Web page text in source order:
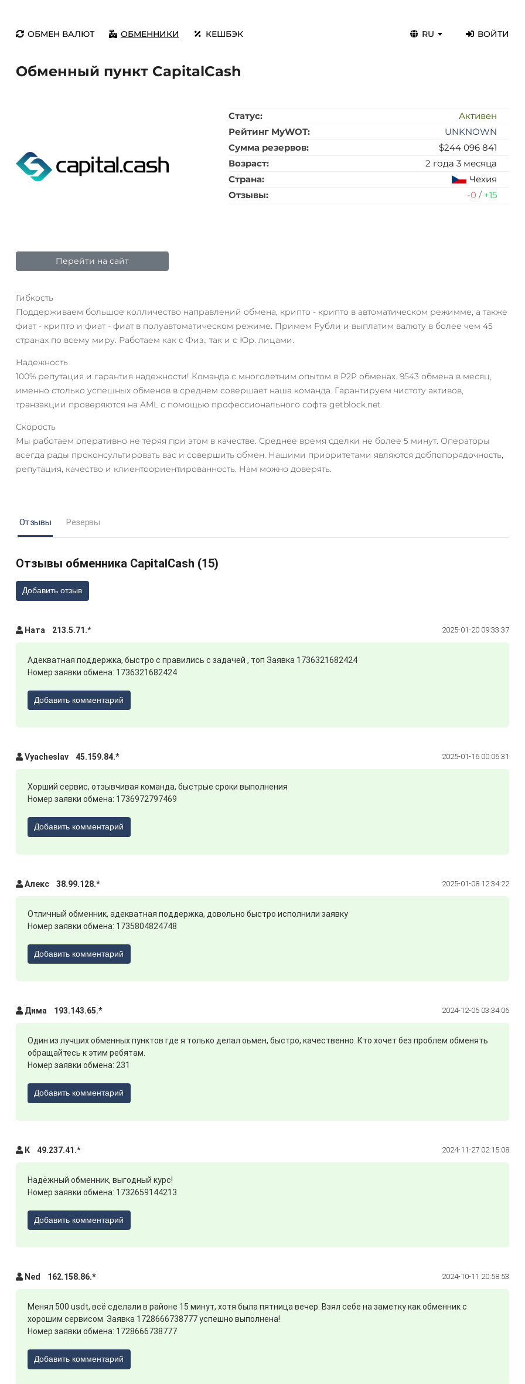
ОБМЕН ВАЛЮТ ОБМЕННИКИ КЕШБЭК RU ВОЙТИ
Обменный пункт CapitalCash
Перейти на сайт
Статус:
Активен
Рейтинг MyWOT:
UNKNOWN
Сумма резервов:
$244 096 841
Возраст:
2 года 3 месяца
Страна:
Чехия
Отзывы:
-0 / +15
Гибкость
Поддерживаем большое колличество направлений обмена, крипто - крипто в автоматическом режимме, а также
фиат - крипто и фиат - фиат в полуавтоматическом режиме. Примем Рубли и выплатим валюту в более чем 45
странах по всему миру. Работаем как с Физ., так и с Юр. лицами.
Надежность
100% репутация и гарантия надежности! Команда с многолетним опытом в P2P обменах. 9543 обмена в месяц,
именно столько успешных обменов в среднем совершает наша команда. Гарантируем чистоту активов,
транзакции проверяются на AML с помощью профессионального софта getblock.net
Скорость
Мы работаем оперативно не теряя при этом в качестве. Среднее время сделки не более 5 минут. Операторы
всегда рады проконсультировать вас и совершить обмен. Нашими приоритетами являются добпопорядочность,
репутация, качество и клиентоориентированность. Нам можно доверять.
Отзывы Резервы
Отзывы обменника CapitalCash (15)
Добавить отзыв
Ната 213.5.71.* 2025-01-20 09:33:37
Адекватная поддержка, быстро с правились с задачей , топ Заявка 1736321682424
Номер заявки обмена: 1736321682424
Добавить комментарий
Vyacheslav 45.159.84.* 2025-01-16 00:06:31
Хорший сервис, отзывчивая команда, быстрые сроки выполнения
Номер заявки обмена: 1736972797469
Добавить комментарий
Алекс 38.99.128.* 2025-01-08 12:34:22
Отличный обменник, адекватная поддержка, довольно быстро исполнили заявку
Номер заявки обмена: 1735804824748
Добавить комментарий
Дима 193.143.65.* 2024-12-05 03:34:06
Один из лучших обменных пунктов где я только делал оьмен, быстро, качественно. Кто хочет без проблем обменять
обращайтесь к этим ребятам.
Номер заявки обмена: 231
Добавить комментарий
К 49.237.41.* 2024-11-27 02:15:08
Надёжный обменник, выгодный курс!
Номер заявки обмена: 1732659144213
Добавить комментарий
Ned 162.158.86.* 2024-10-11 20:58:53
Менял 500 usdt, всё сделали в районе 15 минут, хотя была пятница вечер. Взял себе на заметку как обменник с
хорошим сервисом. Заявка 1728666738777 успешно выполнена!
Номер заявки обмена: 1728666738777
Добавить комментарий